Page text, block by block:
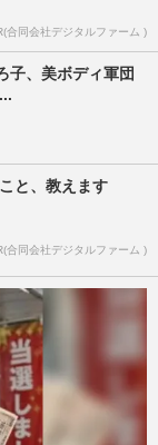
合同会社デジタルファーム )
子、美ボディ軍団
と、教えます
合同会社デジタルファーム )